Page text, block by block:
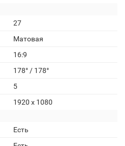
27
Матовая
16:9
178° / 178°
5
1920 x 1080
Есть